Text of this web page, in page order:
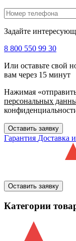
Задайте
8 800 550 99 30
Или оставьте свой
вам через 15 минут
Нажимая
персональных
Оставить заявку
Гарантия Доставка
Оставить заявку
Категории